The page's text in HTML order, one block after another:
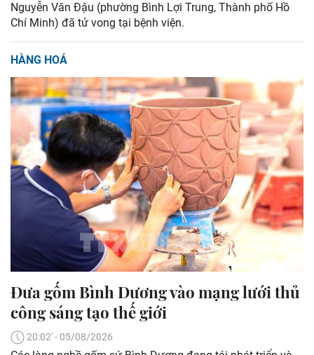
Nguyễn Văn Đậu (phường Bình Lợi Trung, Thành phố Hồ
Chí Minh) đã tử vong tại bệnh viện.
HÀNG HOÁ
Đưa gốm Bình Dương vào mạng lưới thủ
công sáng tạo thế giới
20:02' - 05/08/2026